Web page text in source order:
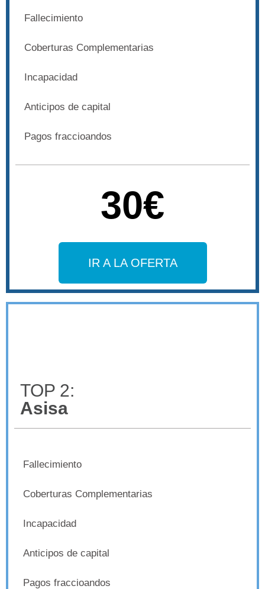
Fallecimiento
Coberturas Complementarias
Incapacidad
Anticipos de capital
Pagos fraccioandos
30€
IR A LA OFERTA
TOP 2:
Asisa
Fallecimiento
Coberturas Complementarias
Incapacidad
Anticipos de capital
Pagos fraccioandos